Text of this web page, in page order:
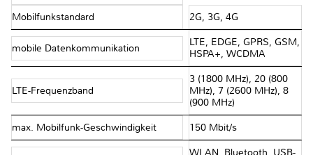
Mobilfunkstandard 2G, 3G, 4G
mobile Datenkommunikation
LTE, EDGE, GPRS, GSM,
HSPA+, WCDMA
LTE-Frequenzband
3 (1800 MHz), 20 (800
MHz), 7 (2600 MHz), 8
(900 MHz)
max. Mobilfunk-Geschwindigkeit 150 Mbit/s